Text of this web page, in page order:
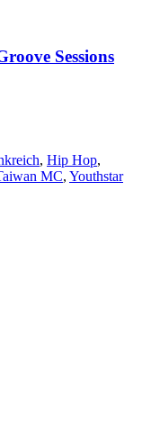
Sessions
, Hip Hop,
MC, Youthstar